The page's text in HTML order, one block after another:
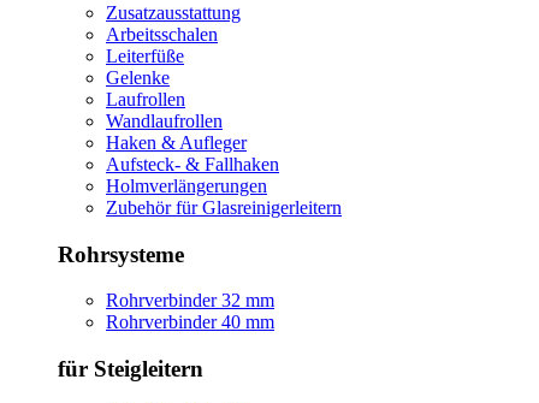
Zusatzausstattung
Arbeitsschalen
Leiterfüße
Gelenke
Laufrollen
Wandlaufrollen
Haken & Aufleger
Aufsteck- & Fallhaken
Holmverlängerungen
Zubehör für Glasreinigerleitern
Rohrsysteme
Rohrverbinder 32 mm
Rohrverbinder 40 mm
für Steigleitern